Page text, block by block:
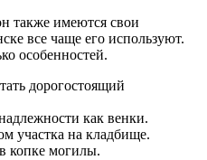
также имеются свои
все чаще его используют.
особенностей.
дорогостоящий
как венки.
участка на кладбище.
копке могилы.